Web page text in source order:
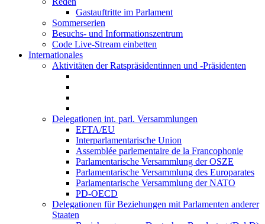
Gastauftritte im Parlament
Sommerserien
Besuchs- und Informationszentrum
Code Live-Stream einbetten
Internationales
Aktivitäten der Ratspräsidentinnen und -Präsidenten
Delegationen int. parl. Versammlungen
EFTA/EU
Interparlamentarische Union
Assemblée parlementaire de la Francophonie
Parlamentarische Versammlung der OSZE
Parlamentarische Versammlung des Europarates
Parlamentarische Versammlung der NATO
PD-OECD
Delegationen für Beziehungen mit Parlamenten anderer
Staaten